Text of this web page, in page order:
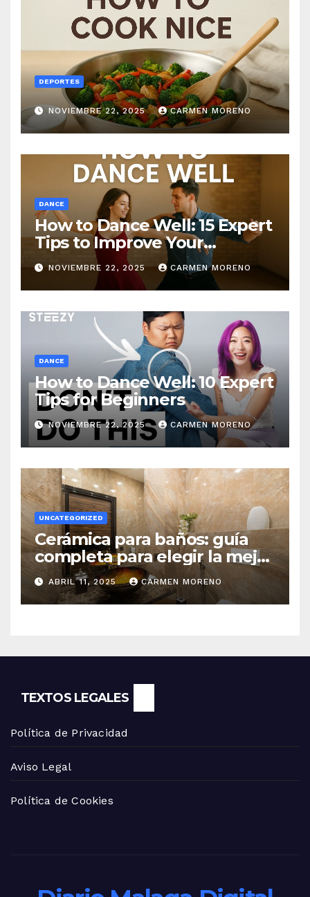
DEPORTES
NOVIEMBRE 22, 2025 CARMEN MORENO
DANCE
How to Dance Well: 15 Expert
Tips to Improve Your
Dancing Skills Fast
NOVIEMBRE 22, 2025 CARMEN MORENO
DANCE
How to Dance Well: 10 Expert
Tips for Beginners
NOVIEMBRE 22, 2025 CARMEN MORENO
UNCATEGORIZED
Cerámica para baños: guía
completa para elegir la mejor
opción
ABRIL 11, 2025 CARMEN MORENO
TEXTOS LEGALES
Política de Privacidad
Aviso Legal
Política de Cookies